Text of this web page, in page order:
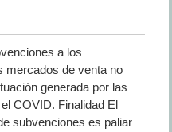
a los
mercados de venta no
generada por las
COVID. Finalidad El
subvenciones es paliar